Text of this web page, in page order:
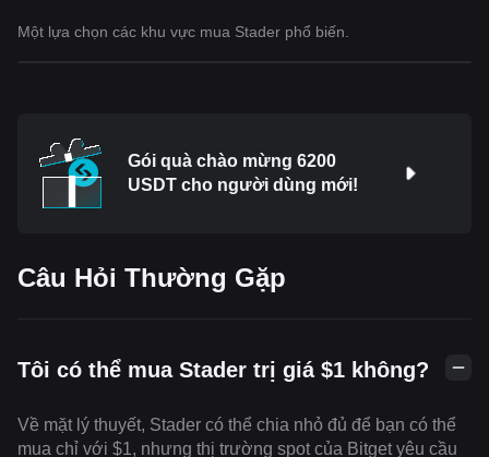
Một lựa chọn các khu vực mua Stader phổ biến.
Gói quà chào mừng 6200
USDT cho người dùng mới!
Câu Hỏi Thường Gặp
Tôi có thể mua Stader trị giá $1 không?
Về mặt lý thuyết, Stader có thể chia nhỏ đủ để bạn có thể
mua chỉ với $1, nhưng thị trường spot của Bitget yêu cầu